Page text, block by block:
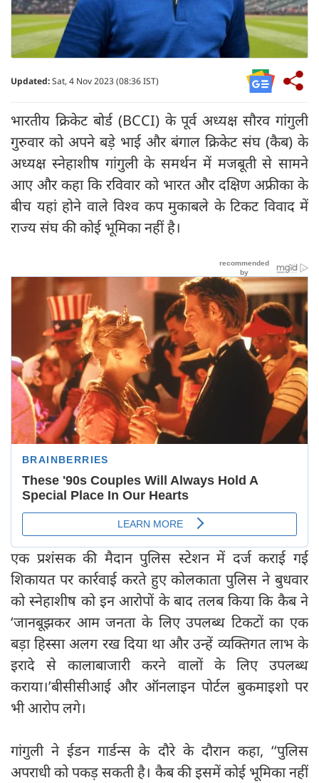
Updated:Sat, 4 Nov 2023 (08:36 IST)
भारतीय क्रिकेट बोर्ड (BCCI) के पूर्व अध्यक्ष सौरव गांगुली
गुरुवार को अपने बड़े भाई और बंगाल क्रिकेट संघ (कैब) के
अध्यक्ष स्नेहाशीष गांगुली के समर्थन में मजबूती से सामने
आए और कहा कि रविवार को भारत और दक्षिण अफ्रीका के
बीच यहां होने वाले विश्व कप मुकाबले के टिकट विवाद में
राज्य संघ की कोई भूमिका नहीं है।
एक प्रशंसक की मैदान पुलिस स्टेशन में दर्ज कराई गई
शिकायत पर कार्रवाई करते हुए कोलकाता पुलिस ने बुधवार
को स्नेहाशीष को इन आरोपों के बाद तलब किया कि कैब ने
‘जानबूझकर आम जनता के लिए उपलब्ध टिकटों का एक
बड़ा हिस्सा अलग रख दिया था और उन्हें व्यक्तिगत लाभ के
इरादे से कालाबाजारी करने वालों के लिए उपलब्ध
कराया।’बीसीसीआई और ऑनलाइन पोर्टल बुकमाइशो पर
भी आरोप लगे।
गांगुली ने ईडन गार्डन्स के दौरे के दौरान कहा, ‘‘पुलिस
अपराधी को पकड़ सकती है। कैब की इसमें कोई भूमिका नहीं